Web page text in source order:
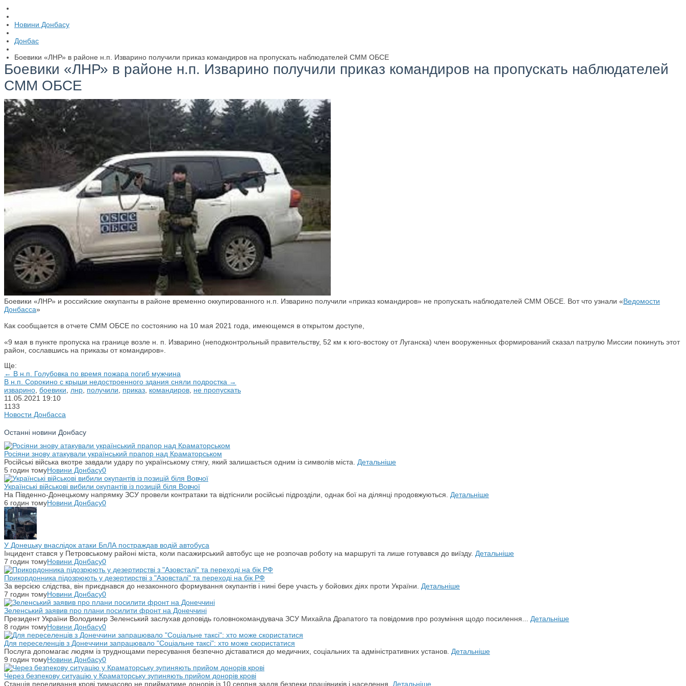
Новини Донбасу
Донбас
Боевики «ЛНР» в районе н.п. Изварино получили приказ командиров на пропускать наблюдателей СММ ОБСЕ
Боевики «ЛНР» в районе н.п. Изварино получили приказ командиров на пропускать наблюдателей
СММ ОБСЕ
Боевики «ЛНР» и российские оккупанты в районе временно оккупированного н.п. Изварино получили «приказ командиров» не пропускать наблюдателей СММ ОБСЕ. Вот что узнали «Ведомости
Донбасса»
Как сообщается в отчете СММ ОБСЕ по состоянию на 10 мая 2021 года, имеющемся в открытом доступе,
«9 мая в пункте пропуска на границе возле н. п. Изварино (неподконтрольный правительству, 52 км к юго-востоку от Луганска) член вооруженных формирований сказал патрулю Миссии покинуть этот
район, сославшись на приказы от командиров».
Ще:
← В н.п. Голубовка по время пожара погиб мужчина
В н.п. Сорокино с крыши недостроенного здания сняли подростка →
изварино боевики лнр получили приказ командиров не пропускать
11.05.2021 19:10
1133
Новости Донбасса
Останні новини Донбасу
Росіяни знову атакували український прапор над Краматорськом
Російські війська вкотре завдали удару по українському стягу, який залишається одним із символів міста. Детальніше
5 годин томуНовини Донбасу0
Українські військові вибили окупантів із позицій біля Вовчої
На Південно-Донецькому напрямку ЗСУ провели контратаки та відтіснили російські підрозділи, однак бої на ділянці продовжуються. Детальніше
6 годин томуНовини Донбасу0
У Донецьку внаслідок атаки БпЛА постраждав водій автобуса
Інцидент стався у Петровському районі міста, коли пасажирський автобус ще не розпочав роботу на маршруті та лише готувався до виїзду. Детальніше
7 годин томуНовини Донбасу0
Прикордонника підозрюють у дезертирстві з "Азовсталі" та переході на бік РФ
За версією слідства, він приєднався до незаконного формування окупантів і нині бере участь у бойових діях проти України. Детальніше
7 годин томуНовини Донбасу0
Зеленський заявив про плани посилити фронт на Донеччині
Президент України Володимир Зеленський заслухав доповідь головнокомандувача ЗСУ Михайла Драпатого та повідомив про розуміння щодо посилення... Детальніше
8 годин томуНовини Донбасу0
Для переселенців з Донеччини запрацювало "Соціальне таксі": хто може скористатися
Послуга допомагає людям із труднощами пересування безпечно діставатися до медичних, соціальних та адміністративних установ. Детальніше
9 годин томуНовини Донбасу0
Через безпекову ситуацію у Краматорську зупиняють прийом донорів крові
Станція переливання крові тимчасово не прийматиме донорів із 10 серпня задля безпеки працівників і населення. Детальніше